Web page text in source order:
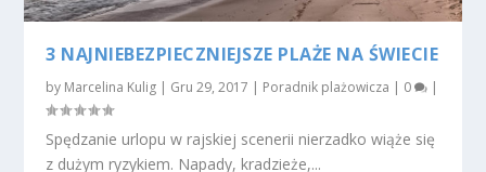
3 NAJNIEBEZPIECZNIEJSZE PLAŻE NA ŚWIECIE
by Marcelina Kulig | Gru 29, 2017 | Poradnik plażowicza | 0 |
Spędzanie urlopu w rajskiej scenerii nierzadko wiąże się
z dużym ryzykiem. Napady, kradzieże,...